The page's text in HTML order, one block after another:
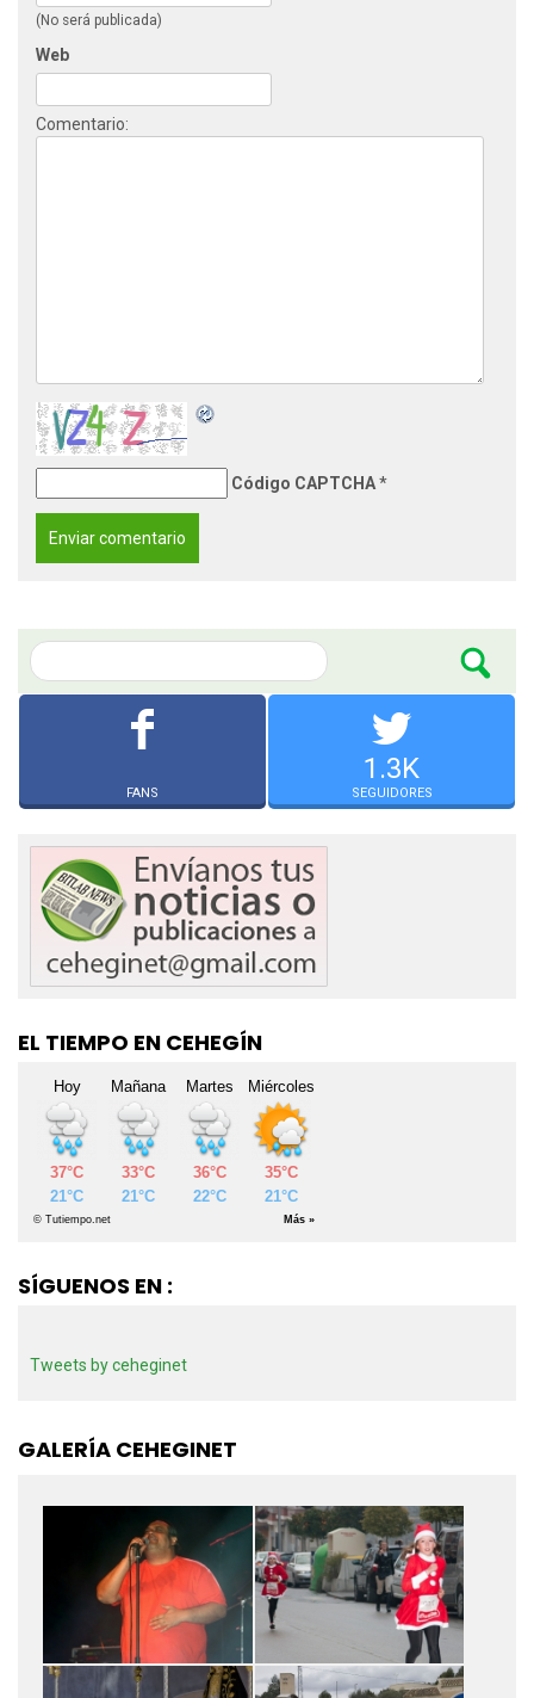
(No será publicada)
Web
Comentario:
Código CAPTCHA*
FANS
1.3K
SEGUIDORES
EL TIEMPO EN CEHEGÍN
SÍGUENOS EN :
Tweets by ceheginet
GALERÍA CEHEGINET